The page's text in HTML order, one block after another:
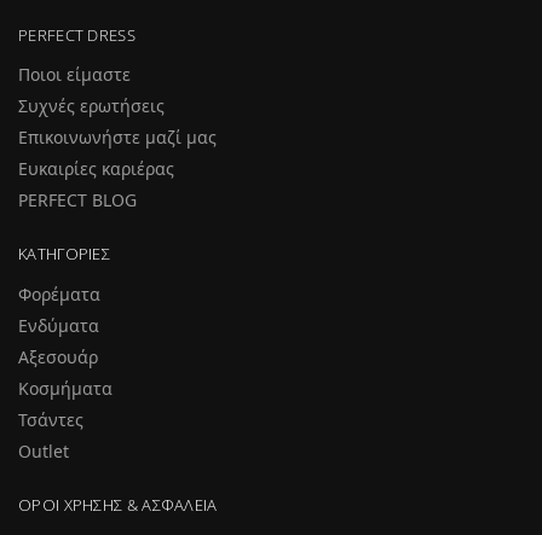
PERFECT DRESS
Ποιοι είμαστε
Συχνές ερωτήσεις
Επικοινωνήστε μαζί μας
Ευκαιρίες καριέρας
PERFECT BLOG
ΚΑΤΗΓΟΡΊΕΣ
Φορέματα
Ενδύματα
Αξεσουάρ
Κοσμήματα
Τσάντες
Outlet
ΌΡΟΙ ΧΡΉΣΗΣ & ΑΣΦΆΛΕΙΑ